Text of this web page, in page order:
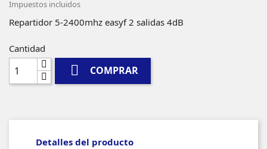
Impuestos incluidos
Repartidor 5-2400mhz easyf 2 salidas 4dB
Cantidad
 COMPRAR
Detalles del producto